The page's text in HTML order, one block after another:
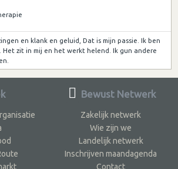
en klank en geluid, Dat is mijn passie. Ik ben
Het zit in mij en het werkt helend. Ik gun andere
Bewust Netwerk
Zakelijk netwerk
Wie zijn we
Landelijk netwerk
Inschrijven maandagenda
Contact